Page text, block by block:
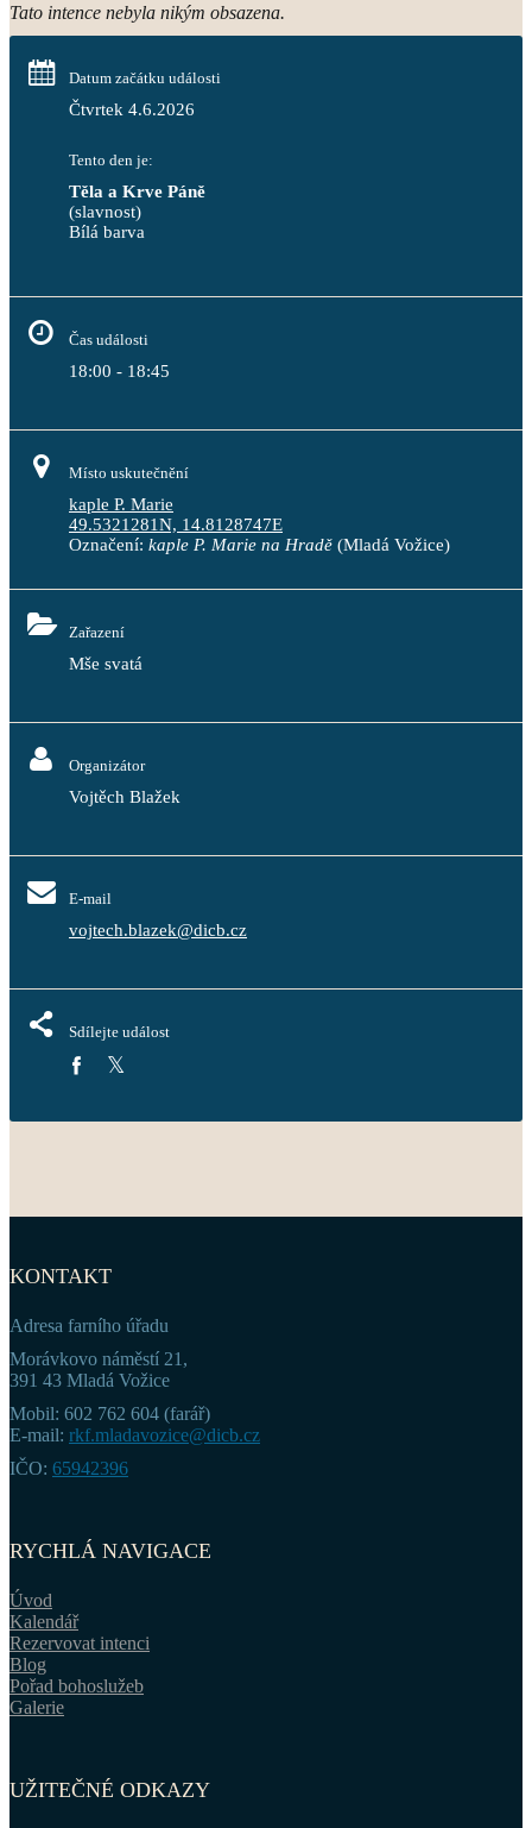
Tato intence nebyla nikým obsazena.
Datum začátku události
Čtvrtek 4.6.2026
Tento den je:
Těla a Krve Páně
(slavnost)
Bílá barva
Čas události
18:00 - 18:45
Místo uskutečnění
kaple P. Marie
49.5321281N, 14.8128747E
Označení: kaple P. Marie na Hradě (Mladá Vožice)
Zařazení
Mše svatá
Organizátor
Vojtěch Blažek
E-mail
vojtech.blazek@dicb.cz
Sdílejte událost
KONTAKT
Adresa farního úřadu
Morávkovo náměstí 21,
391 43 Mladá Vožice
Mobil: 602 762 604 (farář)
E-mail: rkf.mladavozice@dicb.cz
IČO: 65942396
RYCHLÁ NAVIGACE
Úvod
Kalendář
Rezervovat intenci
Blog
Pořad bohoslužeb
Galerie
UŽITEČNÉ ODKAZY